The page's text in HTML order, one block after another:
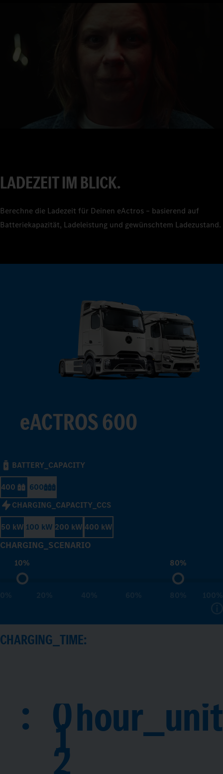
LADEZEIT IM BLICK.
Berechne die Ladezeit für Deinen eActros – basierend auf
Batteriekapazität, Ladeleistung und gewünschtem Ladezustand.
eACTROS 600
BATTERY_CAPACITY
400
600
CHARGING_CAPACITY_CCS
50 kW 100 kW 200 kW 400 kW
CHARGING_SCENARIO
10% 80%
CHARGING_TIME:
:
7
8
9
0
1
2
hour_unit